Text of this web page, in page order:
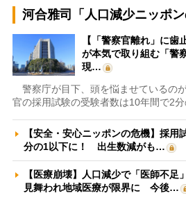
河合雅司「人口減少ニッポン
【「警察官離れ」に歯
が本気で取り組む「
現…
警察庁が目下、頭を悩ませているの
官の採用試験の受験者数は10年間で2分
【安全・安心ニッポンの危機】採用
分の1以下に！ 出生数減がも…
【医療崩壊】人口減少で「医師不足
見舞われ地域医療が限界に 今後…